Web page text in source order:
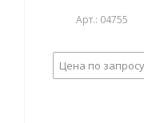
Арт.: 04755
Цена по запросу